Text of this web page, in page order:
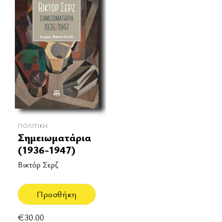
ΠΟΛΙΤΙΚΉ
Σημειωματάρια
(1936-1947)
Βικτόρ Σερζ
Προσθήκη
€30.00